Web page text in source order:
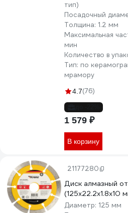
тип)
Посадочный
Толщина: 1.2 мм
Максимальная
мин
Количество в
Тип: по
мрамору
4.7(76)
1 579 ₽
В корзину
21177280
Диск алмазный
(125x22.2x1.8x10
Диаметр: 125 мм